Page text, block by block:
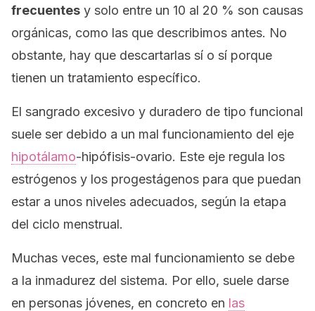
frecuentes y solo entre un 10 al 20 % son causas
orgánicas, como las que describimos antes. No
obstante, hay que descartarlas sí o sí porque
tienen un tratamiento específico.
El sangrado excesivo y duradero de tipo funcional
suele ser debido a un mal funcionamiento del eje
hipotálamo-hipófisis-ovario. Este eje regula los
estrógenos y los progestágenos para que puedan
estar a unos niveles adecuados, según la etapa
del ciclo menstrual.
Muchas veces, este mal funcionamiento se debe
a la inmadurez del sistema. Por ello, suele darse
en personas jóvenes, en concreto en las